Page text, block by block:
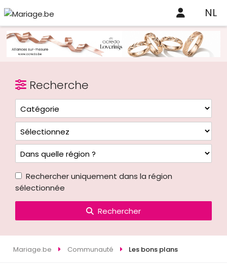
NL
Recherche
Rechercher uniquement dans la région
sélectionnée
Rechercher
Mariage.be Communauté Les bons plans